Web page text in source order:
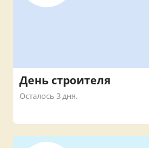
День строителя
Осталось 3 дня.